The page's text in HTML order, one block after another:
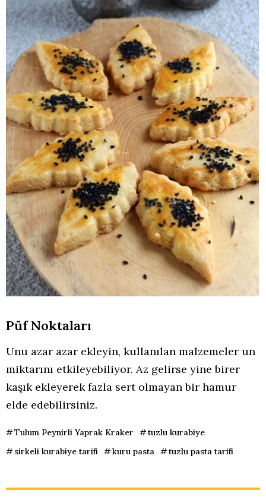
Püf Noktaları
Unu azar azar ekleyin, kullanılan malzemeler un
miktarını etkileyebiliyor. Az gelirse yine birer
kaşık ekleyerek fazla sert olmayan bir hamur
elde edebilirsiniz.
Tulum Peynirli Yaprak Kraker
tuzlu kurabiye
sirkeli kurabiye tarifi
kuru pasta tuzlu pasta tarifi